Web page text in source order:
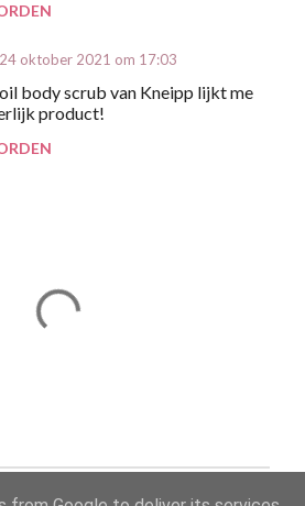
24 oktober 2021 om 17:03
body scrub van Kneipp lijkt me
product!